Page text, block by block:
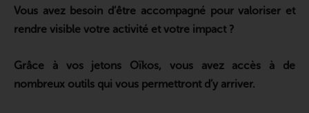
Vous avez besoin d’être accompagné pour valoriser et
rendre visible votre activité et votre impact ?
Grâce à vos jetons Oïkos, vous avez accès à de
nombreux outils qui vous permettront d’y arriver.